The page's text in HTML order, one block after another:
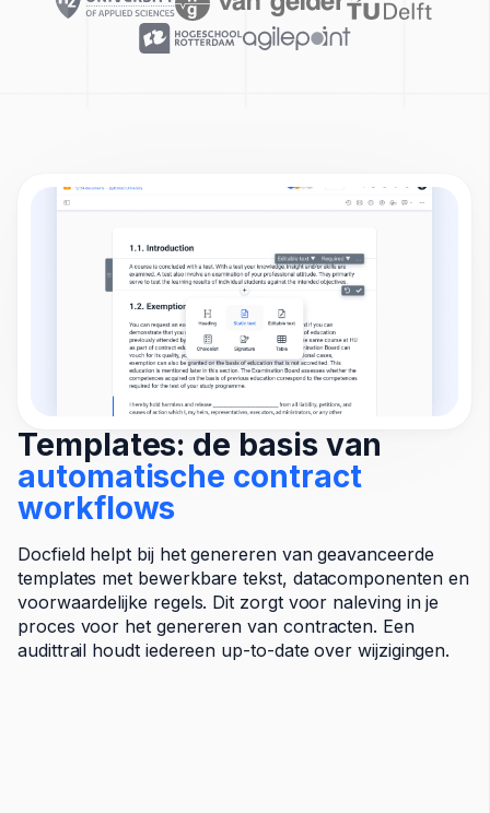
Templates: de basis van
automatische contract
workflows
Docfield helpt bij het genereren van geavanceerde
templates met bewerkbare tekst, datacomponenten en
voorwaardelijke regels. Dit zorgt voor naleving in je
proces voor het genereren van contracten. Een
audittrail houdt iedereen up-to-date over wijzigingen.